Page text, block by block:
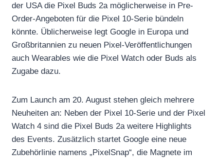
der USA die Pixel Buds 2a möglicherweise in Pre-
Order-Angeboten für die Pixel 10-Serie bündeln
könnte. Üblicherweise legt Google in Europa und
Großbritannien zu neuen Pixel-Veröffentlichungen
auch Wearables wie die Pixel Watch oder Buds als
Zugabe dazu.
Zum Launch am 20. August stehen gleich mehrere
Neuheiten an: Neben der Pixel 10-Serie und der Pixel
Watch 4 sind die Pixel Buds 2a weitere Highlights
des Events. Zusätzlich startet Google eine neue
Zubehörlinie namens „PixelSnap“, die Magnete im